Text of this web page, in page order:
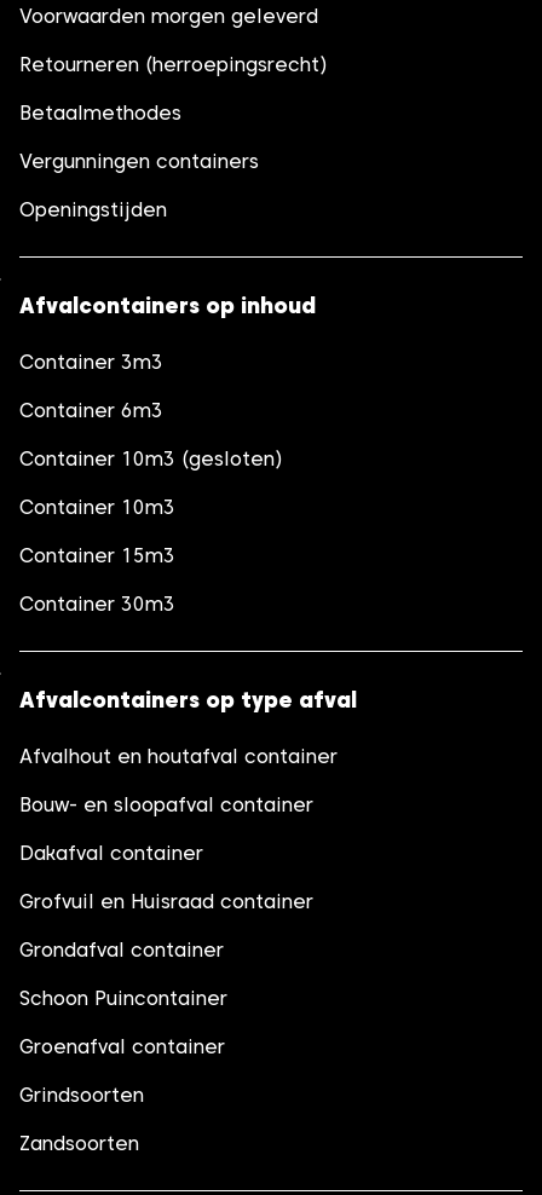
Voorwaarden morgen geleverd
Retourneren (herroepingsrecht)
Betaalmethodes
Vergunningen containers
Openingstijden
Afvalcontainers op inhoud
Container 3m3
Container 6m3
Container 10m3 (gesloten)
Container 10m3
Container 15m3
Container 30m3
Afvalcontainers op type afval
Afvalhout en houtafval container
Bouw- en sloopafval container
Dakafval container
Grofvuil en Huisraad container
Grondafval container
Schoon Puincontainer
Groenafval container
Grindsoorten
Zandsoorten